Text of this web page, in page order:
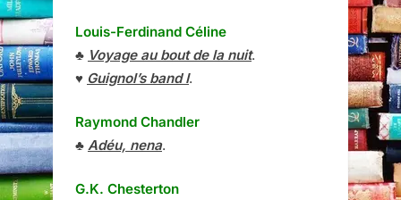
Louis-Ferdinand Céline
♣ Voyage au bout de la nuit.
♥ Guignol’s band I.
Raymond Chandler
♣ Adéu, nena.
G.K. Chesterton